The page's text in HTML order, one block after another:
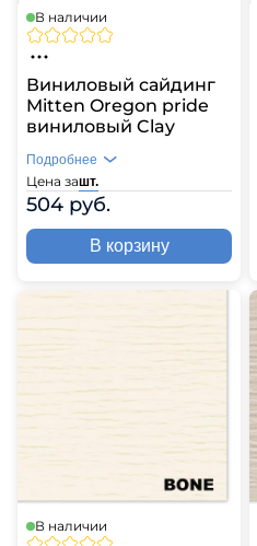
В наличии
Виниловый сайдинг
Mitten Oregon pride
виниловый Clay
Цена зашт.
504 руб.
Подробнее
В корзину
В наличии